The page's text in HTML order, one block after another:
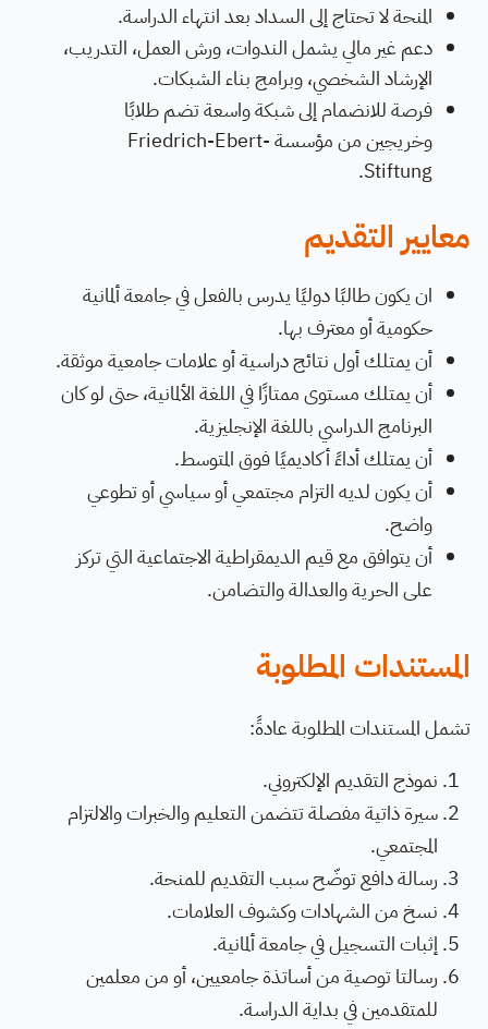
المنحة لا تحتاج إلى السداد بعد انتهاء الدراسة.
دعم غير مالي يشمل الندوات، ورش العمل، التدريب،
الإرشاد الشخصي، وبرامج بناء الشبكات.
فرصة للانضمام إلى شبكة واسعة تضم طلابًا
وخريجين من مؤسسة Friedrich-Ebert-
Stiftung.
معايير التقديم
ان يكون طالبًا دوليًا يدرس بالفعل في جامعة ألمانية
حكومية أو معترف بها.
أن يمتلك أول نتائج دراسية أو علامات جامعية موثقة.
أن يمتلك مستوى ممتازًا في اللغة الألمانية، حتى لو كان
البرنامج الدراسي باللغة الإنجليزية.
أن يمتلك أداءً أكاديميًا فوق المتوسط.
أن يكون لديه التزام مجتمعي أو سياسي أو تطوعي
واضح.
أن يتوافق مع قيم الديمقراطية الاجتماعية التي تركز
على الحرية والعدالة والتضامن.
المستندات المطلوبة
تشمل المستندات المطلوبة عادةً:
نموذج التقديم الإلكتروني.
سيرة ذاتية مفصلة تتضمن التعليم والخبرات والالتزام
المجتمعي.
رسالة دافع توضّح سبب التقديم للمنحة.
نسخ من الشهادات وكشوف العلامات.
إثبات التسجيل في جامعة ألمانية.
رسالتا توصية من أساتذة جامعيين، أو من معلمين
للمتقدمين في بداية الدراسة.